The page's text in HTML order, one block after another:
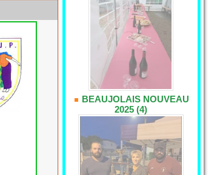
BEAUJOLAIS NOUVEAU
2025 (4)